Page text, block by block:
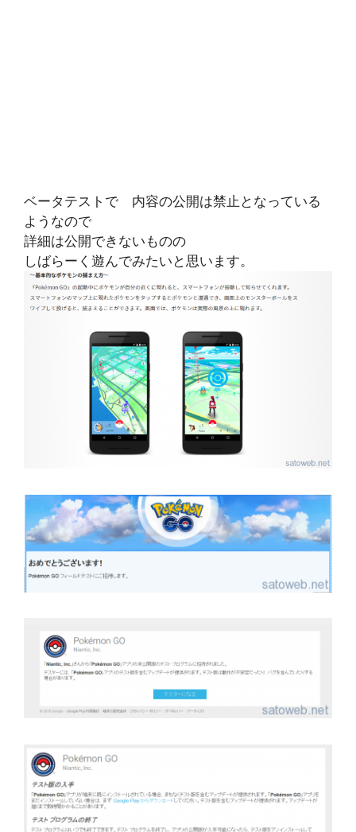
ベータテストで 内容の公開は禁止となっている
ようなので
詳細は公開できないものの
しばらーく遊んでみたいと思います。